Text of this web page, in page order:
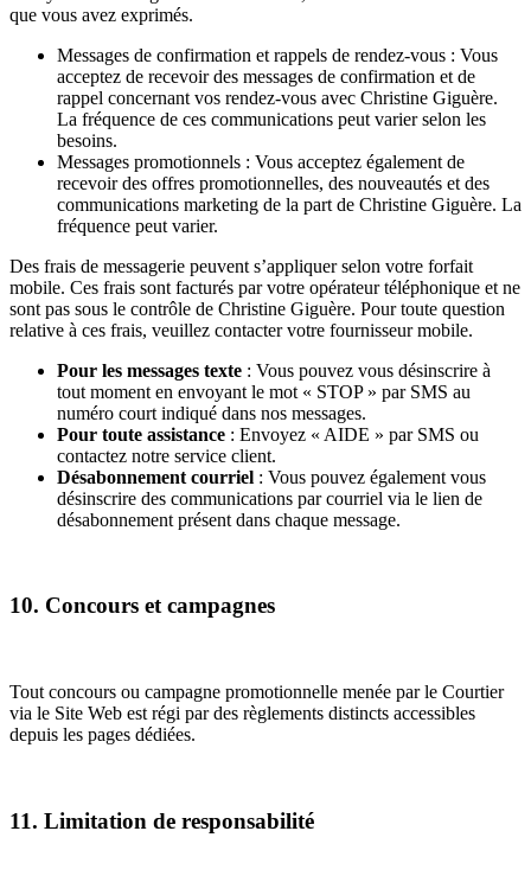
que vous avez exprimés.
Messages de confirmation et rappels de rendez-vous : Vous
acceptez de recevoir des messages de confirmation et de
rappel concernant vos rendez-vous avec Christine Giguère.
La fréquence de ces communications peut varier selon les
besoins.
Messages promotionnels : Vous acceptez également de
recevoir des offres promotionnelles, des nouveautés et des
communications marketing de la part de Christine Giguère. La
fréquence peut varier.
Des frais de messagerie peuvent s’appliquer selon votre forfait
mobile. Ces frais sont facturés par votre opérateur téléphonique et ne
sont pas sous le contrôle de Christine Giguère. Pour toute question
relative à ces frais, veuillez contacter votre fournisseur mobile.
Pour les messages texte : Vous pouvez vous désinscrire à
tout moment en envoyant le mot « STOP » par SMS au
numéro court indiqué dans nos messages.
Pour toute assistance : Envoyez « AIDE » par SMS ou
contactez notre service client.
Désabonnement courriel : Vous pouvez également vous
désinscrire des communications par courriel via le lien de
désabonnement présent dans chaque message.
10. Concours et campagnes
Tout concours ou campagne promotionnelle menée par le Courtier
via le Site Web est régi par des règlements distincts accessibles
depuis les pages dédiées.
11. Limitation de responsabilité